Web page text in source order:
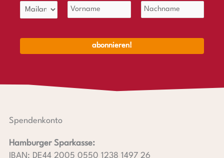
Spendenkonto
Hamburger Sparkasse:
IBAN: DE44 2005 0550 1238 1497 26